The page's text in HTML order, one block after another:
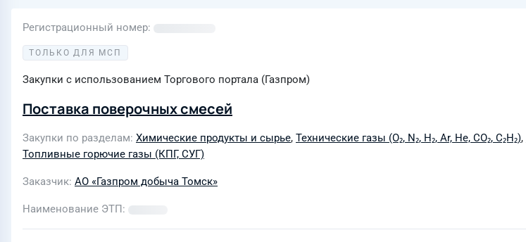
Регистрационный номер
ТОЛЬКО ДЛЯ МСП
Закупки с использованием Торгового портала (Газпром)
Поставка поверочных смесей
Закупки по разделам Химические продукты и сырье, Технические газы (O₂, N₂, H₂, Ar, He, CO₂, C₂H₂),
Топливные горючие газы (КПГ, СУГ)
Заказчик АО «Газпром добыча Томск»
Наименование ЭТП